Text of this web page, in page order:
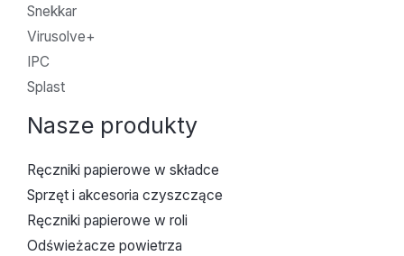
Snekkar
Virusolve+
IPC
Splast
Nasze produkty
Ręczniki papierowe w składce
Sprzęt i akcesoria czyszczące
Ręczniki papierowe w roli
Odświeżacze powietrza